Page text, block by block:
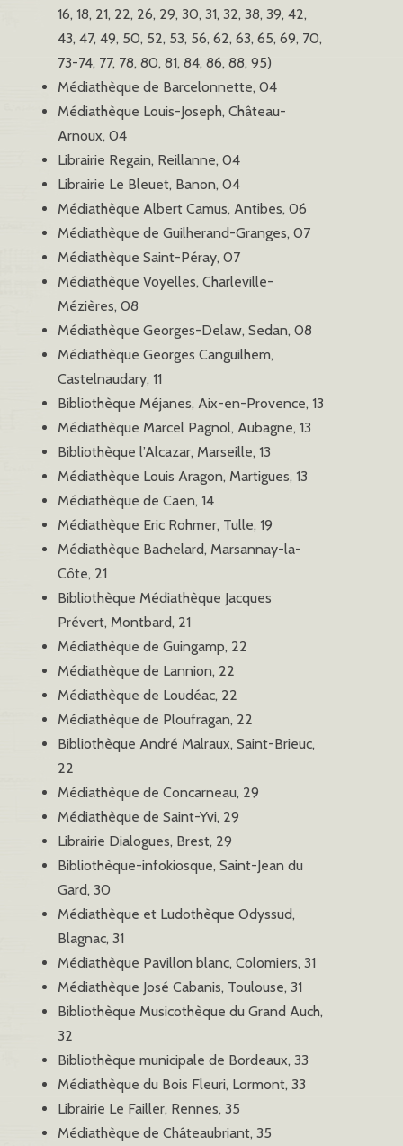
16, 18, 21, 22, 26, 29, 30, 31, 32, 38, 39, 42,
43, 47, 49, 50, 52, 53, 56, 62, 63, 65, 69, 70,
73-74, 77, 78, 80, 81, 84, 86, 88, 95)
Médiathèque de Barcelonnette, 04
Médiathèque Louis-Joseph, Château-
Arnoux, 04
Librairie Regain, Reillanne, 04
Librairie Le Bleuet, Banon, 04
Médiathèque Albert Camus, Antibes, 06
Médiathèque de Guilherand-Granges, 07
Médiathèque Saint-Péray, 07
Médiathèque Voyelles, Charleville-
Mézières, 08
Médiathèque Georges-Delaw, Sedan, 08
Médiathèque Georges Canguilhem,
Castelnaudary, 11
Bibliothèque Méjanes, Aix-en-Provence, 13
Médiathèque Marcel Pagnol, Aubagne, 13
Bibliothèque l’Alcazar, Marseille, 13
Médiathèque Louis Aragon, Martigues, 13
Médiathèque de Caen, 14
Médiathèque Eric Rohmer, Tulle, 19
Médiathèque Bachelard, Marsannay-la-
Côte, 21
Bibliothèque Médiathèque Jacques
Prévert, Montbard, 21
Médiathèque de Guingamp, 22
Médiathèque de Lannion, 22
Médiathèque de Loudéac, 22
Médiathèque de Ploufragan, 22
Bibliothèque André Malraux, Saint-Brieuc,
22
Médiathèque de Concarneau, 29
Médiathèque de Saint-Yvi, 29
Librairie Dialogues, Brest, 29
Bibliothèque-infokiosque, Saint-Jean du
Gard, 30
Médiathèque et Ludothèque Odyssud,
Blagnac, 31
Médiathèque Pavillon blanc, Colomiers, 31
Médiathèque José Cabanis, Toulouse, 31
Bibliothèque Musicothèque du Grand Auch,
32
Bibliothèque municipale de Bordeaux, 33
Médiathèque du Bois Fleuri, Lormont, 33
Librairie Le Failler, Rennes, 35
Médiathèque de Châteaubriant, 35